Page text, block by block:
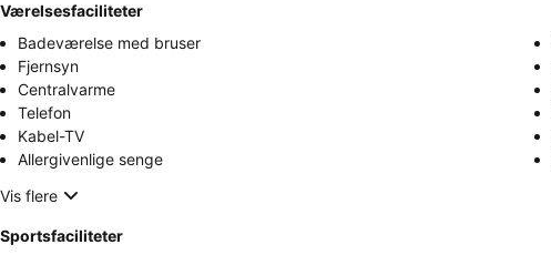
Værelsesfaciliteter
Badeværelse med bruser
Fjernsyn
Centralvarme
Telefon
Kabel-TV
Allergivenlige senge
Vis flere
Sportsfaciliteter